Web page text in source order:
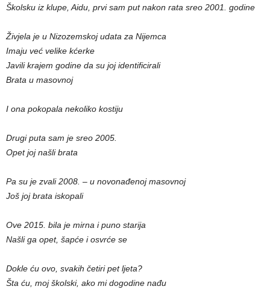
Školsku iz klupe, Aidu, prvi sam put nakon rata sreo 2001. godine
Živjela je u Nizozemskoj udata za Nijemca
Imaju već velike kćerke
Javili krajem godine da su joj identificirali
Brata u masovnoj
I ona pokopala nekoliko kostiju
Drugi puta sam je sreo 2005.
Opet joj našli brata
Pa su je zvali 2008. – u novonađenoj masovnoj
Još joj brata iskopali
Ove 2015. bila je mirna i puno starija
Našli ga opet, šapće i osvrće se
Dokle ću ovo, svakih četiri pet ljeta?
Šta ću, moj školski, ako mi dogodine nađu